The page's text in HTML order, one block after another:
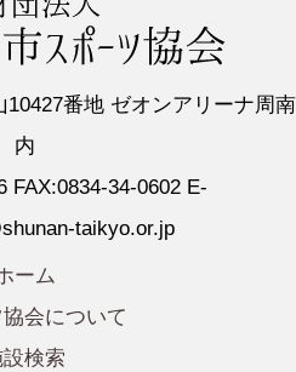
番地 ゼオンアリーナ周南
内
FAX:0834-34-0602 E-
taikyo.or.jp
ーム
会について
検索